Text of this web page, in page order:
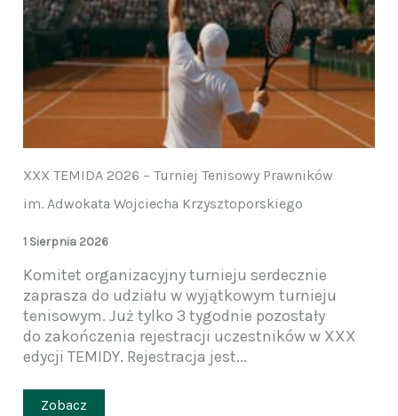
XXX TEMIDA 2026 – Turniej Tenisowy Prawników
im. Adwokata Wojciecha Krzysztoporskiego
1 Sierpnia 2026
Komitet organizacyjny turnieju serdecznie
zaprasza do udziału w wyjątkowym turnieju
tenisowym. Już tylko 3 tygodnie pozostały
do zakończenia rejestracji uczestników w XXX
edycji TEMIDY. Rejestracja jest...
Zobacz